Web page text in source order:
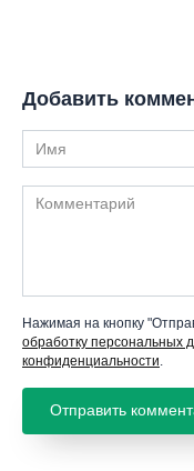
Добавить
Имя
Комментарий
Нажимая на кнопку
обработку персональных
конфиденциальности